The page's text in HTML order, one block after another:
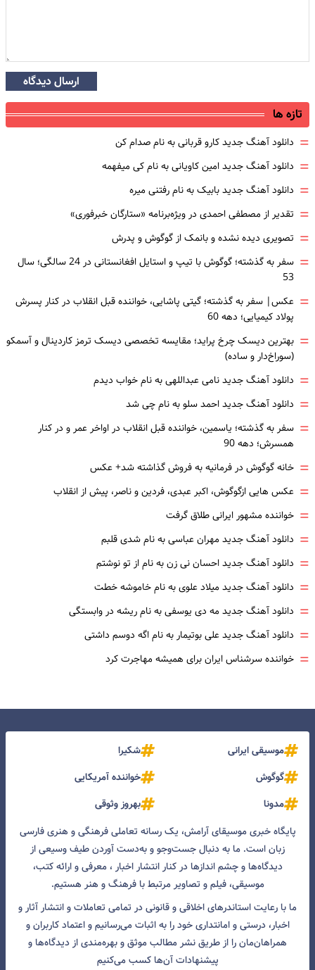
ارسال دیدگاه
تازه ها
= دانلود آهنگ جدید کارو قربانی به نام صدام کن
= دانلود آهنگ جدید امین کاویانی به نام کی میفهمه
= دانلود آهنگ جدید بابیک به نام رفتنی میره
= تقدیر از مصطفی احمدی در ویژه‌برنامه «ستارگان خبرفوری»
= تصویری دیده نشده و بانمک از گوگوش و پدرش
=
سفر به گذشته؛ گوگوش با تیپ و استایل افغانستانی در 24 سالگی؛ سال
53
= عکس| سفر به گذشته؛ گیتی پاشایی، خواننده قبل انقلاب در کنار پسرش
پولاد کیمیایی؛ دهه 60
= بهترین دیسک چرخ پراید؛ مقایسه تخصصی دیسک ترمز کاردینال و آسمکو
(سوراخ‌دار و ساده)
= دانلود آهنگ جدید نامی عبداللهی به نام خواب دیدم
= دانلود آهنگ جدید احمد سلو به نام چی شد
= سفر به گذشته؛ یاسمین، خواننده قبل انقلاب در اواخر عمر و در کنار
همسرش؛ دهه 90
= خانه گوگوش در فرمانیه به فروش گذاشته شد+ عکس
= عکس هایی ازگوگوش، اکبر عبدی، فردین و ناصر، پیش از انقلاب
= خواننده مشهور ایرانی طلاق گرفت
= دانلود آهنگ جدید مهران عباسی به نام شدی قلبم
= دانلود آهنگ جدید احسان نی زن به نام از تو نوشتم
= دانلود آهنگ جدید میلاد علوی به نام خاموشه خطت
= دانلود آهنگ جدید مه دی یوسفی به نام ریشه در وابستگی
= دانلود آهنگ جدید علی بوتیمار به نام اگه دوسم داشتی
= خواننده سرشناس ایران برای همیشه مهاجرت کرد
موسیقی ایرانی
شکیرا
گوگوش
خواننده آمریکایی
مدونا
بهروز وثوقی
پایگاه خبری موسیقای آرامش، یک رسانه تعاملی فرهنگی و هنری فارسی
زبان است. ما به دنبال جست‌و‌جو و به‌دست آوردن طیف وسیعی از
دیدگاه‌ها و چشم انداز‌ها در کنار انتشار اخبار ، معرفی و ارائه کتب،
موسیقی، فیلم و تصاویر مرتبط با فرهنگ و هنر هستیم.
ما با رعایت استاندرهای اخلاقی و قانونی در تمامی تعاملات و انتشار آثار و
اخبار، درستی و امانتداری خود را به اثبات می‌رسانیم و اعتماد کاربران و
همراهان‌مان را از طریق نشر مطالب موثق و بهره‌مندی از دیدگاه‌ها و
پیشنهادات آن‌ها کسب می‌کنیم